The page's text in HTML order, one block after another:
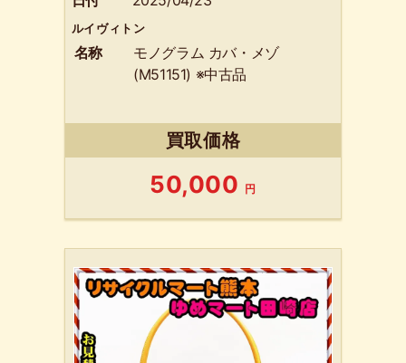
ルイヴィトン
名称
モノグラム カバ・メゾ
(M51151) ※中古品
買取価格
50,000 円